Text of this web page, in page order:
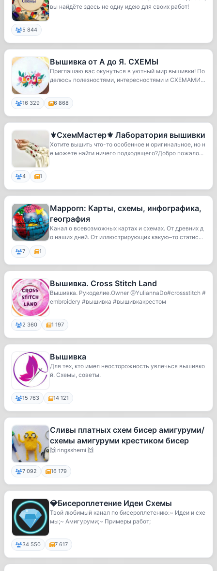
вы найдёте здесь не одну идею для своих работ!
5 844
Вышивка от А до Я. СХЕМЫ
Приглашаю вас окунуться в уютный мир вышивки! По
делюсь полезностями, интересностями и СХЕМАМИ
16 329 6 868
⚜️СхемМастер⚜️ Лаборатория вышивки
Хотите вышить что-то особенное и оригинальное, но н
е можете найти ничего подходящего?Добро пожало...
4 1
Mapporn: Карты, схемы, инфографика,
география
Канал о всевозможных картах и схемах. От древних д
о наших дней. От иллюстрирующих какую–то статис...
7 1
Вышивка. Cross Stitch Land
Вышивка. Рукоделие.Owner @YuliannaDo#crossstitch #
embroidery #вышивка #вышивкакрестом
2 360 1 197
Вышивка
Для тех, кто имел неосторожность увлечься вышивко
й. Схемы, советы.
15 763 14 121
Сливы платных схем бисер амигуруми/
схемы амигуруми крестиком бисер
🙌 ringsshemi 🙌
7 092 16 179
💎Бисероплетение Идеи Схемы
Твой любимый канал по бисероплетению:~ Идеи и схе
мы;~ Амигуруми;~ Примеры работ;
34 550 7 617